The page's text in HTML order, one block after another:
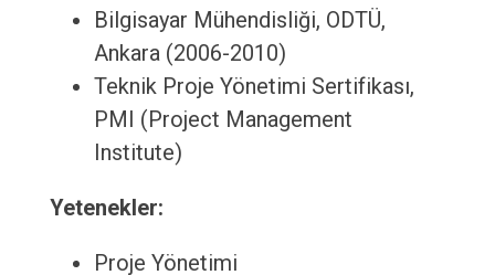
Bilgisayar Mühendisliği, ODTÜ,
Ankara (2006-2010)
Teknik Proje Yönetimi Sertifikası,
PMI (Project Management
Institute)
Yetenekler:
Proje Yönetimi